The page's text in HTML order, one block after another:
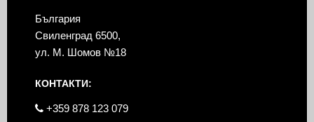
България
Свиленград 6500,
ул. М. Шомов №18
КОНТАКТИ:
+359 878 123 079